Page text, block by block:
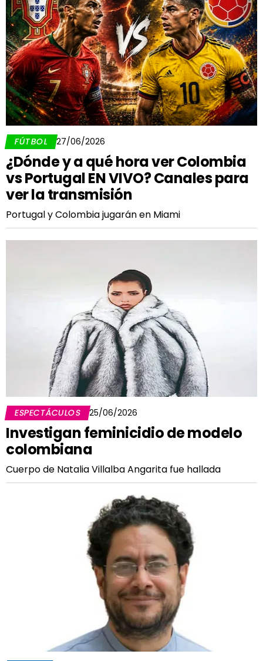
FÚTBOL 27/06/2026
¿Dónde y a qué hora ver Colombia
vs Portugal EN VIVO? Canales para
ver la transmisión
Portugal y Colombia jugarán en Miami
ESPECTÁCULOS 25/06/2026
Investigan feminicidio de modelo
colombiana
Cuerpo de Natalia Villalba Angarita fue hallada